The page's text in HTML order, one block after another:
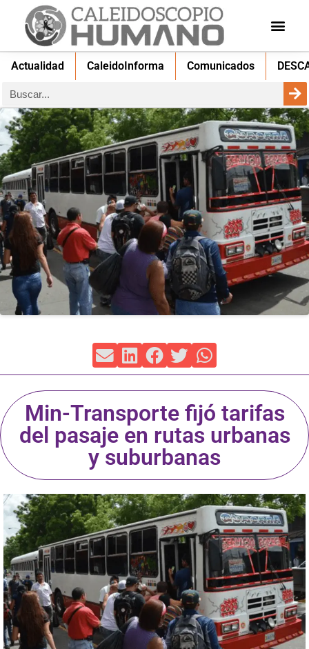
Actualidad CaleidoInforma Comunicados
Min-Transporte fijó tarifas
del pasaje en rutas urbanas
y suburbanas